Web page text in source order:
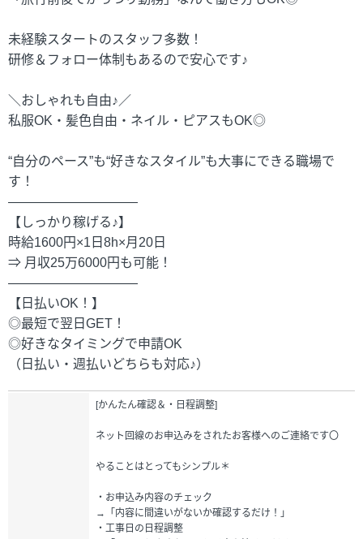
未経験スタートのスタッフ多数！
研修＆フォロー体制もあるので安心です♪
＼おしゃれも自由♪／
私服OK・髪色自由・ネイル・ピアスもOK◎
“自分のペース”も“好きなスタイル”も大事にできる職場で
す！
――――――――――
【しっかり稼げる♪】
時給1600円×1日8h×月20日
⇒ 月収25万6000円も可能！
――――――――――
【日払いOK！】
◎最短で翌日GET！
◎好きなタイミングで申請OK
（日払い・週払いどちらも対応♪）
[かんたん確認＆・日程調整]
ネット回線のお申込みをされたお客様へのご連絡です〇
やることはとってもシンプル＊
・お申込み内容のチェック
→「内容に間違いがないか確認するだけ！」
・工事日の日程調整